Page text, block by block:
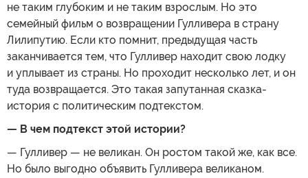
не таким глубоким и не таким взрослым. Но это
семейный фильм о возвращении Гулливера в страну
Лилипутию. Если кто помнит, предыдущая часть
заканчивается тем, что Гулливер находит свою лодку
и уплывает из страны. Но проходит несколько лет, и он
туда возвращается. Это такая запутанная сказка-
история с политическим подтекстом.
— В чем подтекст этой истории?
— Гулливер — не великан. Он ростом такой же, как все.
Но было выгодно объявить Гулливера великаном.